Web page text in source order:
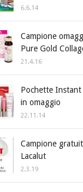
6.6.14
Campione
Pure Gold
21.4.16
Pochette Instant
in omaggio
22.11.14
Campione
Lacalut
2.3.19